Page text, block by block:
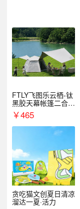
FTLY飞图乐云栖-钛
黑胶天幕帐篷二合一
TMTZ0201
￥465
贪吃猫文创夏日清凉
溜达一夏·活力